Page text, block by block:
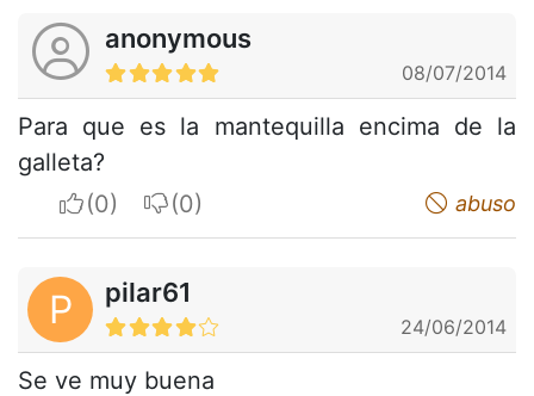
anonymous
08/07/2014
Para que es la mantequilla encima de la
galleta?
I apreciateI do not appreciate abuso
P pilar61
24/06/2014
Se ve muy buena